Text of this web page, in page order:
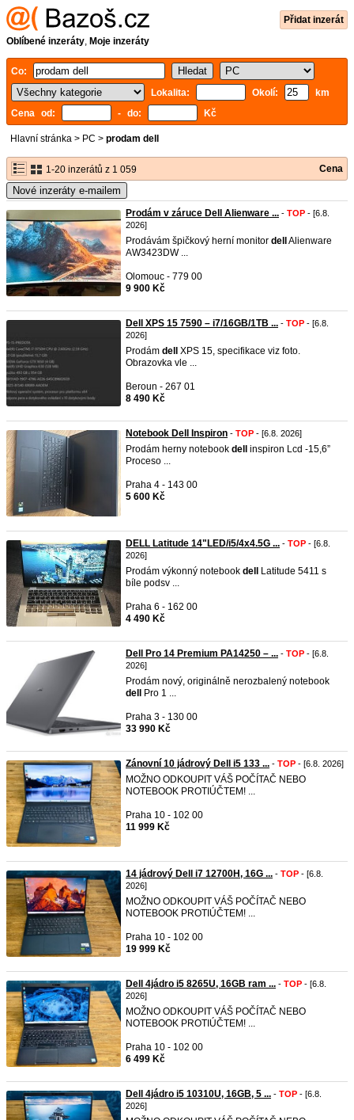
Přidat inzerát
Oblíbené inzeráty, Moje inzeráty
Co:
Lokalita:
Okolí:
km
Cena od:
- do: Kč
Hlavní stránka > PC > prodam dell
1-20 inzerátů z 1 059 Cena
Nové inzeráty e-mailem
Prodám v záruce Dell Alienware ... - TOP - [6.8.
2026]
Prodávám špičkový herní monitor dell Alienware
AW3423DW ...
Olomouc - 779 00
9 900 Kč
Dell XPS 15 7590 – i7/16GB/1TB ... - TOP - [6.8.
2026]
Prodám dell
XPS 15, specifikace viz foto.
Obrazovka vle ...
Beroun - 267 01
8 490 Kč
Notebook Dell Inspiron - TOP - [6.8. 2026]
Prodám herny notebook dell
inspiron Lcd -15,6”
Proceso ...
Praha 4 - 143 00
5 600 Kč
DELL Latitude 14"LED/i5/4x4.5G ... - TOP - [6.8.
2026]
Prodám výkonný notebook dell
Latitude 5411 s
bíle podsv ...
Praha 6 - 162 00
4 490 Kč
Dell Pro 14 Premium PA14250 – ... - TOP - [6.8.
2026]
Prodám nový, originálně nerozbalený notebook
dell
Pro 1 ...
Praha 3 - 130 00
33 990 Kč
Zánovní 10 jádrový Dell i5 133 ... - TOP - [6.8. 2026]
MOŽNO ODKOUPIT VÁŠ POČÍTAČ NEBO
NOTEBOOK PROTIÚČTEM! ...
Praha 10 - 102 00
11 999 Kč
14 jádrový Dell i7 12700H, 16G ... - TOP - [6.8.
2026]
MOŽNO ODKOUPIT VÁŠ POČÍTAČ NEBO
NOTEBOOK PROTIÚČTEM! ...
Praha 10 - 102 00
19 999 Kč
Dell 4jádro i5 8265U, 16GB ram ... - TOP - [6.8.
2026]
MOŽNO ODKOUPIT VÁŠ POČÍTAČ NEBO
NOTEBOOK PROTIÚČTEM! ...
Praha 10 - 102 00
6 499 Kč
Dell 4jádro i5 10310U, 16GB, 5 ... - TOP - [6.8.
2026]